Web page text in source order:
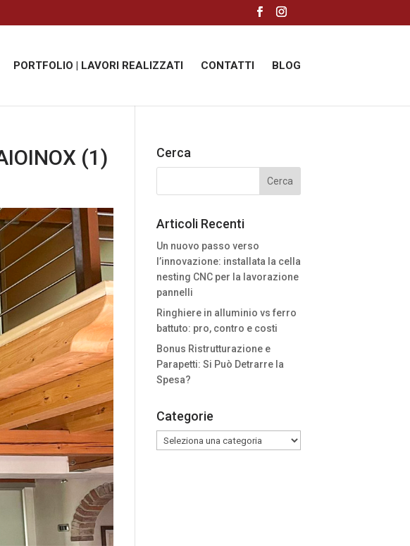
PORTFOLIO | LAVORI REALIZZATI CONTATTI BLOG
(1) Cerca
Articoli Recenti
Un nuovo passo verso
l’innovazione: installata la cella
nesting CNC per la lavorazione
pannelli
Ringhiere in alluminio vs ferro
battuto: pro, contro e costi
Bonus Ristrutturazione e
Parapetti: Si Può Detrarre la
Spesa?
Categorie
Categorie